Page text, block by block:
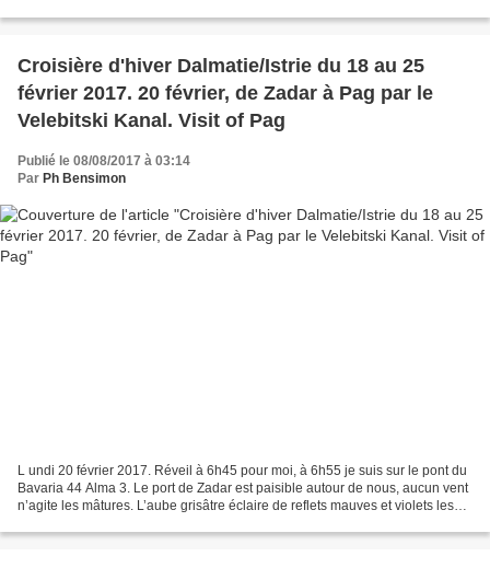
Croisière d'hiver Dalmatie/Istrie du 18 au 25
février 2017. 20 février, de Zadar à Pag par le
Velebitski Kanal. Visit of Pag
Publié le 08/08/2017 à 03:14
Par Ph Bensimon
L undi 20 février 2017. Réveil à 6h45 pour moi, à 6h55 je suis sur le pont du
Bavaria 44 Alma 3. Le port de Zadar est paisible autour de nous, aucun vent
n’agite les mâtures. L’aube grisâtre éclaire de reflets mauves et violets les